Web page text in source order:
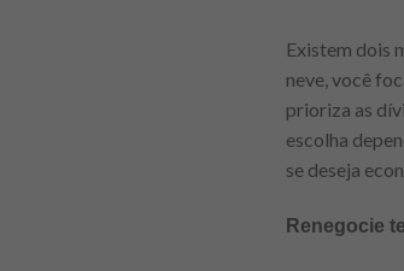
Existem dois
neve, você
prioriza as
escolha
se deseja
Renegocie